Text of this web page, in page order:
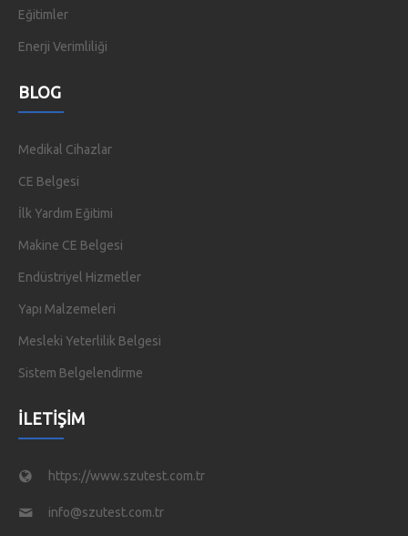
Eğitimler
Enerji Verimliliği
BLOG
Medikal Cihazlar
CE Belgesi
İlk Yardım Eğitimi
Makine CE Belgesi
Endüstriyel Hizmetler
Yapı Malzemeleri
Mesleki Yeterlilik Belgesi
Sistem Belgelendirme
İLETIŞIM
https://www.szutest.com.tr
info@szutest.com.tr